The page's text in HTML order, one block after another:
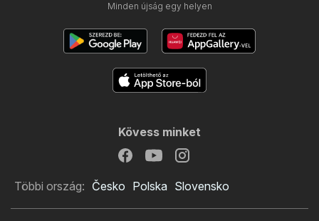
Minden újság egy helyen
Kövess minket
Többi ország: Česko Polska Slovensko